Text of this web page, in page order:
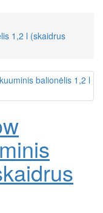
1,2 l (skaidrus